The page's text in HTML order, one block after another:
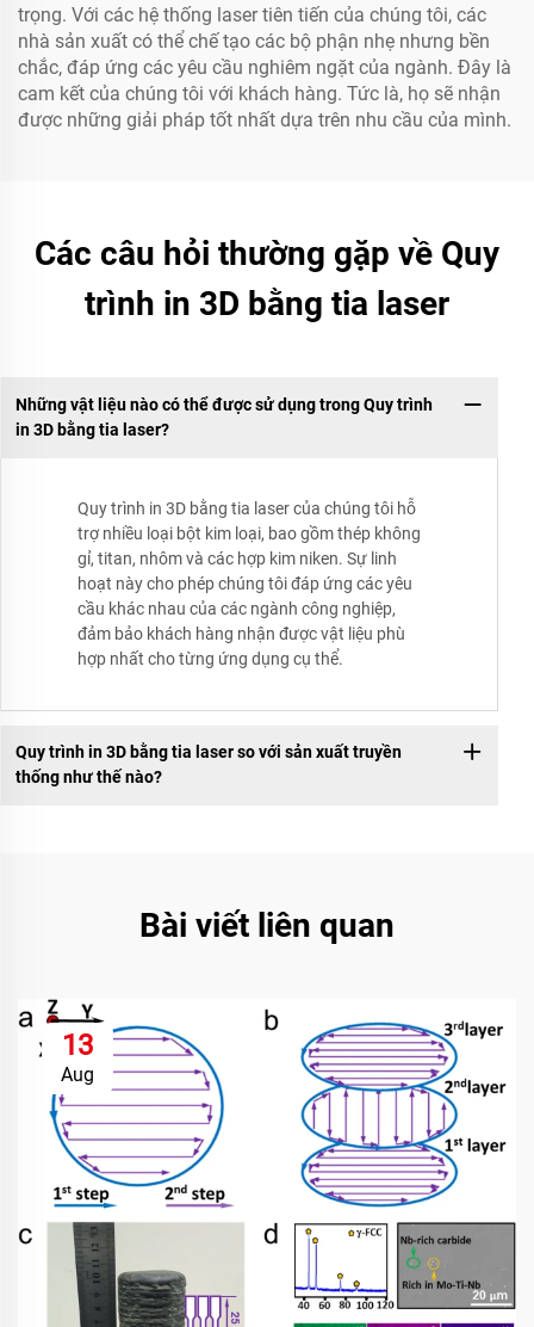
trọng. Với các hệ thống laser tiên tiến của chúng tôi, các
nhà sản xuất có thể chế tạo các bộ phận nhẹ nhưng bền
chắc, đáp ứng các yêu cầu nghiêm ngặt của ngành. Đây là
cam kết của chúng tôi với khách hàng. Tức là, họ sẽ nhận
được những giải pháp tốt nhất dựa trên nhu cầu của mình.
Các câu hỏi thường gặp về Quy
trình in 3D bằng tia laser
Những vật liệu nào có thể được sử dụng trong Quy trình
in 3D bằng tia laser?
Quy trình in 3D bằng tia laser của chúng tôi hỗ
trợ nhiều loại bột kim loại, bao gồm thép không
gỉ, titan, nhôm và các hợp kim niken. Sự linh
hoạt này cho phép chúng tôi đáp ứng các yêu
cầu khác nhau của các ngành công nghiệp,
đảm bảo khách hàng nhận được vật liệu phù
hợp nhất cho từng ứng dụng cụ thể.
Quy trình in 3D bằng tia laser so với sản xuất truyền
thống như thế nào?
Bài viết liên quan
13
Aug